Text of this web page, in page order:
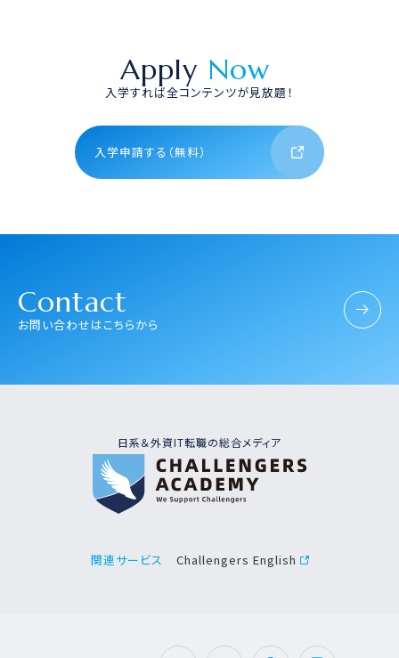
Apply Now
入学すれば全コンテンツが見放題！
入学申請する（無料）
Contact
お問い合わせはこちらから
日系＆外資IT転職の総合メディア
関連サービス Challengers English